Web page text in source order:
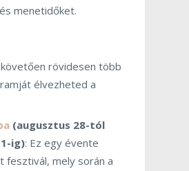
menetidőket.
követően rövidesen több
élvezheted a
(augusztus 28-tól
ig): Ez egy évente
fesztivál, mely során a